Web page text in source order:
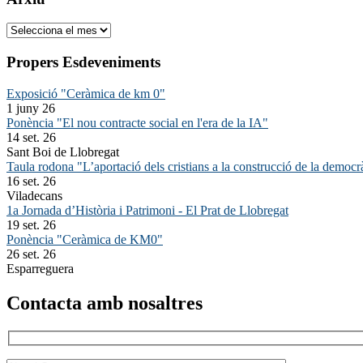
Arxiu
Propers Esdeveniments
Exposició "Ceràmica de km 0"
1 juny 26
Ponència "El nou contracte social en l'era de la IA"
14 set. 26
Sant Boi de Llobregat
Taula rodona "L’aportació dels cristians a la construcció de la
16 set. 26
Viladecans
1a Jornada d’Història i Patrimoni - El Prat de Llobregat
19 set. 26
Ponència "Ceràmica de KM0"
26 set. 26
Esparreguera
Contacta amb nosaltres